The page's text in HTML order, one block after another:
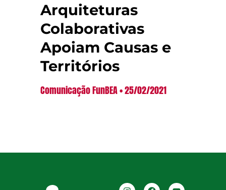
Arquiteturas
Colaborativas
Apoiam Causas e
Territórios
Comunicação FunBEA 25/02/2021